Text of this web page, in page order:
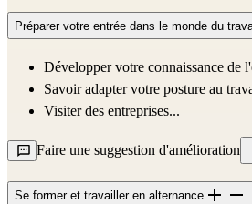
Préparer votre entrée dans le monde du
Développer votre connaissance de
Savoir adapter votre posture au
Visiter des entreprises...
Faire une suggestion d'amélioration
Se former et travailler en alternance